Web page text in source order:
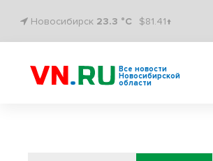
Новосибирск 23.3 °C $81.41↑
Все новости
Новосибирской
области